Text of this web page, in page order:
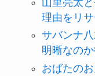
理由をリサ
サバンナ
明晰なの
おばたの